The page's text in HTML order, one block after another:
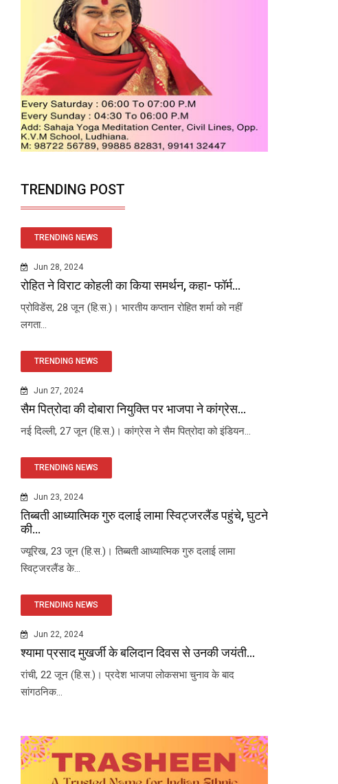
TRENDING POST
TRENDING NEWS
Jun 28, 2024
रोहित ने विराट कोहली का किया समर्थन, कहा- फॉर्म...
प्रोविडेंस, 28 जून (हि.स.)। भारतीय कप्तान रोहित शर्मा को नहीं
लगता...
TRENDING NEWS
Jun 27, 2024
सैम पित्रोदा की दोबारा नियुक्ति पर भाजपा ने कांग्रेस...
नई दिल्ली, 27 जून (हि.स.)। कांग्रेस ने सैम पित्रोदा को इंडियन...
TRENDING NEWS
Jun 23, 2024
तिब्बती आध्यात्मिक गुरु दलाई लामा स्विट्जरलैंड पहुंचे, घुटने
की...
ज्यूरिख, 23 जून (हि.स.)। तिब्बती आध्यात्मिक गुरु दलाई लामा
स्विट्जरलैंड के...
TRENDING NEWS
Jun 22, 2024
श्यामा प्रसाद मुखर्जी के बलिदान दिवस से उनकी जयंती...
रांची, 22 जून (हि.स.)। प्रदेश भाजपा लोकसभा चुनाव के बाद
सांगठनिक...